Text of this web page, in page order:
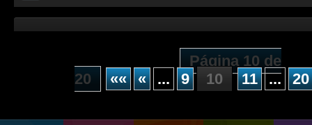
Página 10 de
20
«« « ... 9 10 11 ... 20